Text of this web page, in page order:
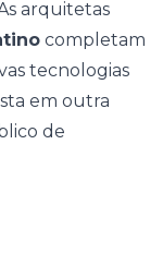
arquitetas
completam
tecnologias
em outra
de